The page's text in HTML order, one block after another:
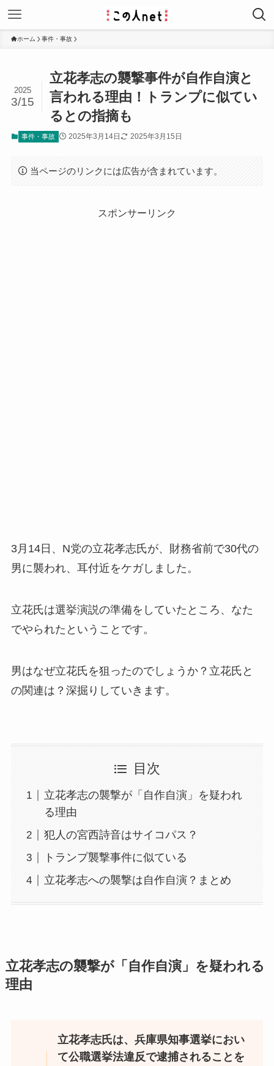
ホーム 事件・事故
立花孝志の襲撃事件が自作自演と
言われる理由！トランプに似てい
るとの指摘も
2025
3/15
事件・事故 2025年3月14日 2025年3月15日
当ページのリンクには広告が含まれています。
スポンサーリンク
3月14日、N党の立花孝志氏が、財務省前で30代の
男に襲われ、耳付近をケガしました。
立花氏は選挙演説の準備をしていたところ、なた
でやられたということです。
男はなぜ立花氏を狙ったのでしょうか？立花氏と
の関連は？深掘りしていきます。
目次
立花孝志の襲撃が「自作自演」を疑われ
る理由
犯人の宮西詩音はサイコパス？
トランプ襲撃事件に似ている
立花孝志への襲撃は自作自演？まとめ
立花孝志の襲撃が「自作自演」を疑われる
理由
立花孝志氏は、兵庫県知事選挙におい
て公職選挙法違反で逮捕されることを